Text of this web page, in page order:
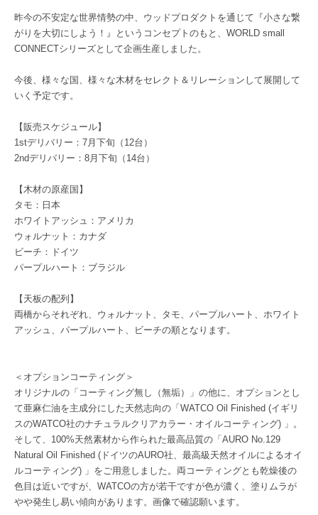
昨今の不安定な世界情勢の中、ウッドプロダクトを通じて『小さな繋
がりを大切にしよう！』というコンセプトのもと、WORLD small
CONNECTシリーズとして企画生産しました。
今後、様々な国、様々な木材をセレクト＆リレーションして展開して
いく予定です。
【販売スケジュール】
1stデリバリー：7月下旬（12台）
2ndデリバリー：8月下旬（14台）
【木材の原産国】
タモ：日本
ホワイトアッシュ：アメリカ
ウォルナット：カナダ
ビーチ：ドイツ
パープルハート：ブラジル
【天板の配列】
両橋からそれぞれ、ウォルナット、タモ、パープルハート、ホワイト
アッシュ、パープルハート、ビーチの順となります。
＜オプションコーティング＞
オリジナルの「コーティング無し（無垢）」の他に、オプションとし
て亜麻仁油を主成分にした天然志向の「WATCO Oil Finished (イギリ
スのWATCO社のナチュラルクリアカラー・オイルコーティング) 」。
そして、100%天然素材から作られた最高品質の「AURO No.129
Natural Oil Finished (ドイツのAURO社、最高級天然オイルによるオイ
ルコーティング) 」をご用意しました。両コーティングとも乾燥後の
色目は近いですが、WATCOの方が若干ですが色が濃く、塗りムラが
やや発生し易い傾向があります。画像で確認願います。